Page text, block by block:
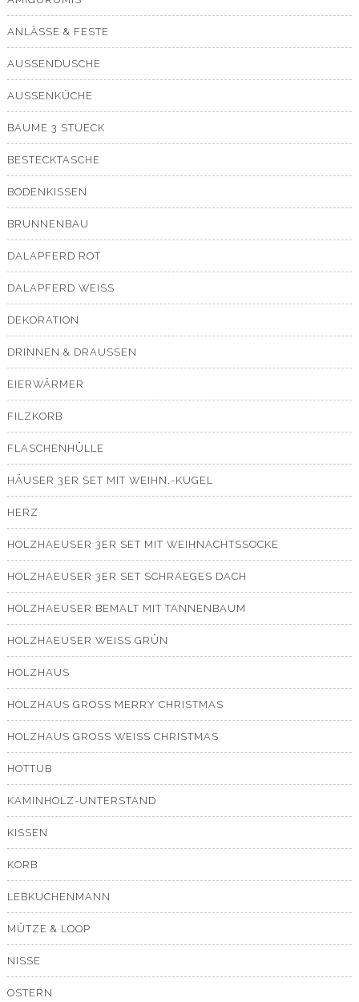
ANLÄSSE & FESTE
AUSSENDUSCHE
AUSSENKÜCHE
BAUME 3 STUECK
BESTECKTASCHE
BODENKISSEN
BRUNNENBAU
DALAPFERD ROT
DALAPFERD WEISS
DEKORATION
DRINNEN & DRAUSSEN
EIERWÄRMER
FILZKORB
FLASCHENHÜLLE
HÄUSER 3ER SET MIT WEIHN.-KUGEL
HERZ
HOLZHAEUSER 3ER SET MIT WEIHNACHTSSOCKE
HOLZHAEUSER 3ER SET SCHRAEGES DACH
HOLZHAEUSER BEMALT MIT TANNENBAUM
HOLZHAEUSER WEISS GRÜN
HOLZHAUS
HOLZHAUS GROSS MERRY CHRISTMAS
HOLZHAUS GROSS WEISS CHRISTMAS
HOTTUB
KAMINHOLZ-UNTERSTAND
KISSEN
KORB
LEBKUCHENMANN
MÜTZE & LOOP
NISSE
OSTERN